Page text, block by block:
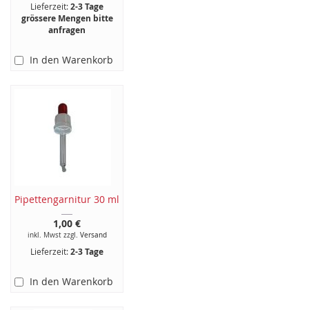
Lieferzeit:2-3 Tage
grössere Mengen bitte
anfragen
In den Warenkorb
Pipettengarnitur 30 ml
1,00 €
inkl. Mwst zzgl. Versand
Lieferzeit:2-3 Tage
In den Warenkorb